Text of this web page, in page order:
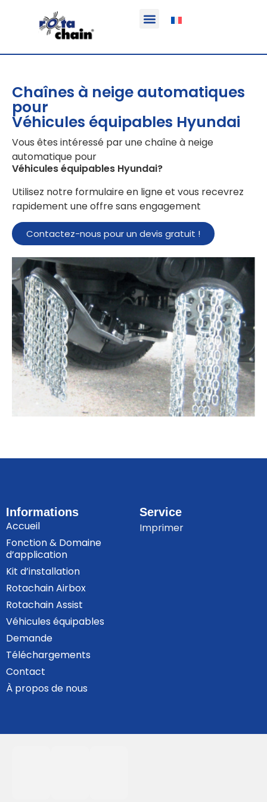
Chaînes à neige automatiques
pour
Véhicules équipables Hyundai
Vous êtes intéressé par une chaîne à neige
automatique pour
Véhicules équipables Hyundai?
Utilisez notre formulaire en ligne et vous recevrez
rapidement une offre sans engagement
Contactez-nous pour un devis gratuit !
Informations
Accueil
Fonction & Domaine
d’application
Kit d’installation
Rotachain Airbox
Rotachain Assist
Véhicules équipables
Demande
Téléchargements
Contact
À propos de nous
Service
Imprimer